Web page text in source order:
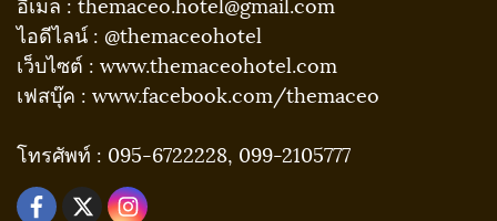
ไอดีไลน์ : @themaceohotel
เว็บไซต์ : www.themaceohotel.com
เฟสบุ๊ค : www.facebook.com/themaceo
โทรศัพท์ : 095-6722228, 099-2105777